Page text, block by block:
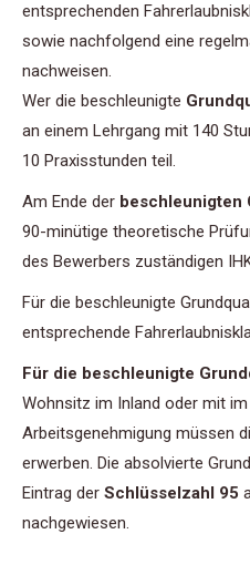
entsprechenden
sowie nachfolgend eine
nachweisen.
Wer die beschleunigte
an einem Lehrgang mit 140
10 Praxisstunden teil.
Am Ende der beschleunigten
90-minütige theoretische
des Bewerbers zuständigen
Für die beschleunigte
entsprechende
Für die beschleunigte
Wohnsitz im Inland oder mit
Arbeitsgenehmigung müssen
erwerben. Die absolvierte
Eintrag der Schlüsselzahl 95
nachgewiesen.